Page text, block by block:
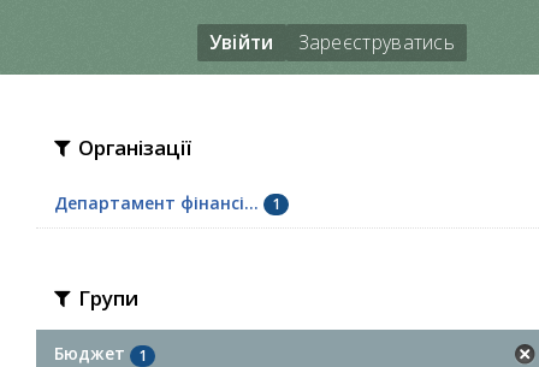
Увійти Зареєструватись
Організації
Департамент фінансі... 1
Групи
Бюджет 1